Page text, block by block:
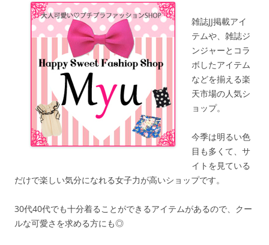
雑誌JJ掲載アイ
テムや、雑誌ジ
ンジャーとコラ
ボしたアイテム
などを揃える楽
天市場の人気シ
ョップ。
今季は明るい色
目も多くて、サ
イトを見ている
だけで楽しい気分になれる女子力が高いショップです。
30代40代でも十分着ることができるアイテムがあるので、クー
ルな可愛さを求める方にも◎